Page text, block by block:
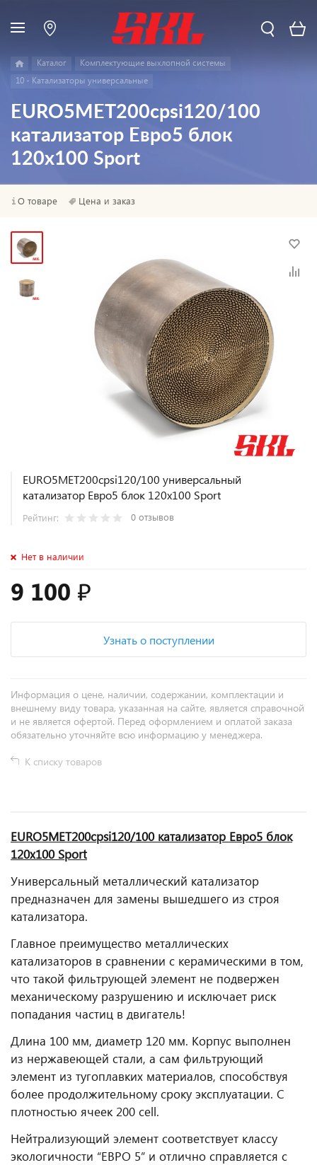
Каталог
Комплектующие выхлопной системы
10 - Катализаторы универсальные
EURO5MET200cpsi120/100
катализатор Евро5 блок
120х100 Sport
О товаре Цена и заказ
EURO5MET200cpsi120/100 универсальный
катализатор Евро5 блок 120х100 Sport
Рейтинг: 0 отзывов
Нет в наличии
9 100 ₽
Узнать о поступлении
Информация о цене, наличии, содержании, комплектации и
внешнему виду товара, указанная на сайте, является справочной
и не является офертой. Перед оформлением и оплатой заказа
обязательно уточняйте всю информацию у менеджера.
К списку товаров
EURO5MET200cpsi120/100 катализатор Евро5 блок
120х100 Sport
Универсальный металлический катализатор
предназначен для замены вышедшего из строя
катализатора.
Главное преимущество металлических
катализаторов в сравнении с керамическими в том,
что такой фильтрующей элемент не подвержен
механическому разрушению и исключает риск
попадания частиц в двигатель!
Длина 100 мм, диаметр 120 мм. Корпус выполнен
из нержавеющей стали, а сам фильтрующий
элемент из тугоплавких материалов, способствуя
более продолжительному сроку эксплуатации. С
плотностью ячеек 200 cell.
Нейтрализующий элемент соответствует классу
экологичности “ЕВРО 5” и отлично справляется с